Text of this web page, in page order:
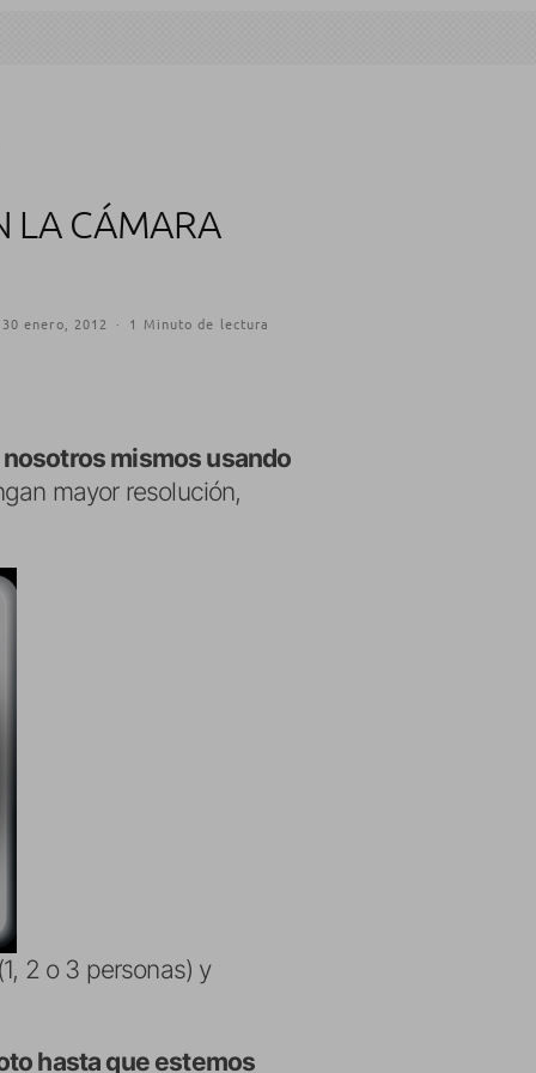
LA CÁMARA
30 enero, 2012 · 1 Minuto de lectura
mismos usando
mayor resolución,
2 o 3 personas) y
hasta que estemos